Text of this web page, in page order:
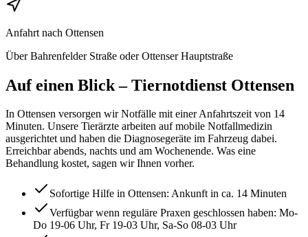
Anfahrt nach Ottensen
Über Bahrenfelder Straße oder Ottenser Hauptstraße
Auf einen Blick– Tiernotdienst Ottensen
In Ottensen versorgen wir Notfälle mit einer Anfahrtszeit von 14
Minuten. Unsere Tierärzte arbeiten auf mobile Notfallmedizin
ausgerichtet und haben die Diagnosegeräte im Fahrzeug dabei.
Erreichbar abends, nachts und am Wochenende. Was eine
Behandlung kostet, sagen wir Ihnen vorher.
Sofortige Hilfe in Ottensen: Ankunft in ca. 14 Minuten
Verfügbar wenn reguläre Praxen geschlossen haben: Mo-
Do 19-06 Uhr, Fr 19-03 Uhr, Sa-So 08-03 Uhr